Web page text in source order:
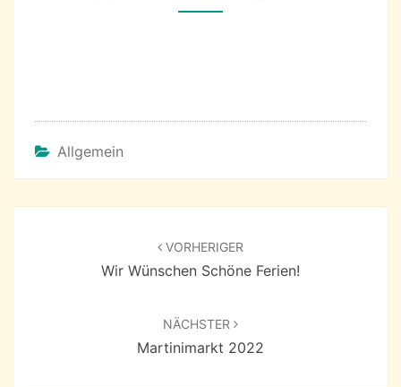
Allgemein
VORHERIGER
Wir Wünschen Schöne Ferien!
NÄCHSTER
Martinimarkt 2022